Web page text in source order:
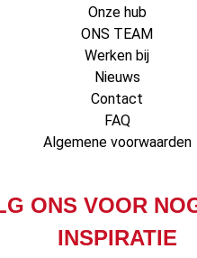
Onze hub
ONS TEAM
Werken bij
Nieuws
Contact
FAQ
Algemene voorwaarden
ONS VOOR
INSPIRATIE